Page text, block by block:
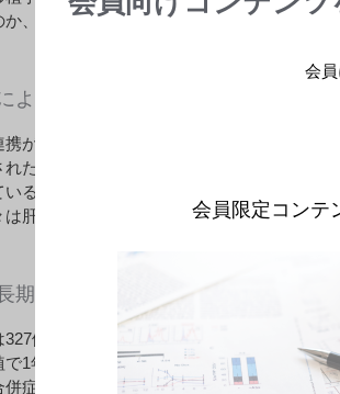
、チームで議論し取り組んでいます。皆
よる連携とは
がうまくいかなかったときは皆で反省し
たのだと思います。
るのは「おのおのの専門領域で、自ら肝
肝移植に興味を持って「どうしたらうま
期生存率、成績向上の理由は
327例で、うち19例が脳死肝移植です（
1年生存率が84%、5年生存率が72%、10
症の少ない患者さんのみに対応していれ
会
会員限定コンテ